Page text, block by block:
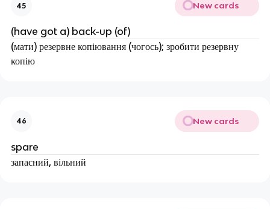
45 New cards
(have got a) back-up (of)
(мати) резервне копіювання (чогось); зробити резервну
копію
46 New cards
spare
запасний, вільний